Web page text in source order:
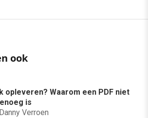
ook
opleveren? Waarom een PDF niet
is
Danny Verroen